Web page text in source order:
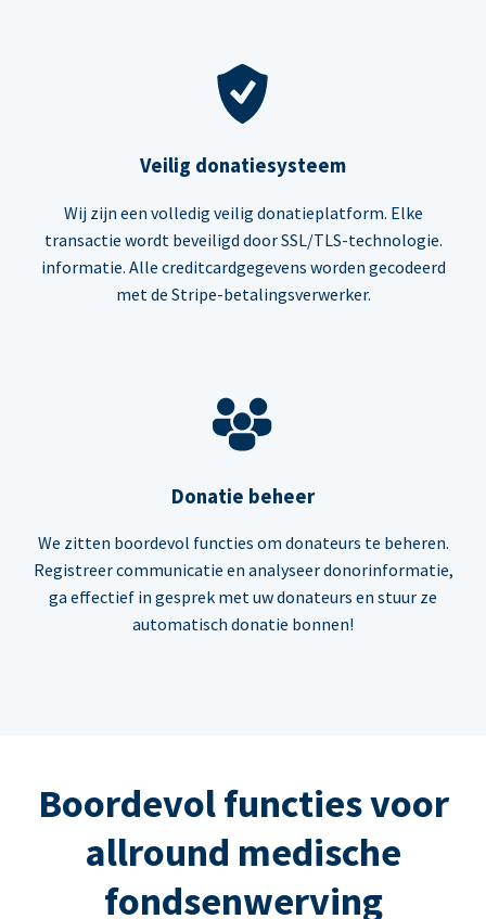
Veilig donatiesysteem
Wij zijn een volledig veilig donatieplatform. Elke
transactie wordt beveiligd door SSL/TLS-technologie.
informatie. Alle creditcardgegevens worden gecodeerd
met de Stripe-betalingsverwerker.
Donatie beheer
We zitten boordevol functies om donateurs te beheren.
Registreer communicatie en analyseer donorinformatie,
ga effectief in gesprek met uw donateurs en stuur ze
automatisch donatie bonnen!
Boordevol functies voor
allround medische
fondsenwerving